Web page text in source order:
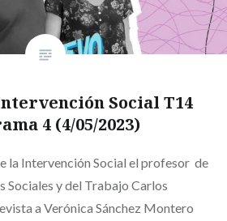
Social T14
4 (4/05/2023)
la Intervención Social el profesor de
Sociales y del Trabajo Carlos
a Verónica Sánchez Montero